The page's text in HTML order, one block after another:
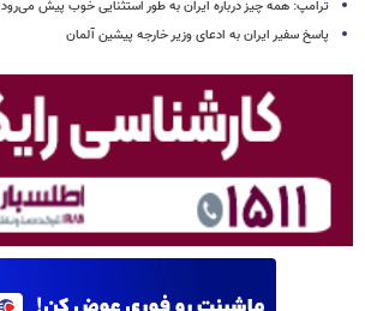
ترامپ: همه چیز درباره ایران به طور استثنایی خوب پیش می‌رود
پاسخ سفیر ایران به ادعای وزیر خارجه پیشین آلمان